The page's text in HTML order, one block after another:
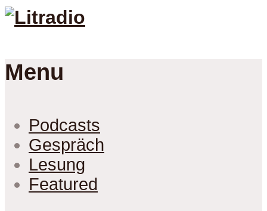
Menu
Podcasts
Gespräch
Lesung
Featured